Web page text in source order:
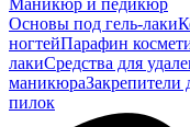
Маникюр и педикюр
Основы под гель-лаки
ногтейПарафин
лакиСредства для
маникюраЗакрепители
пилок